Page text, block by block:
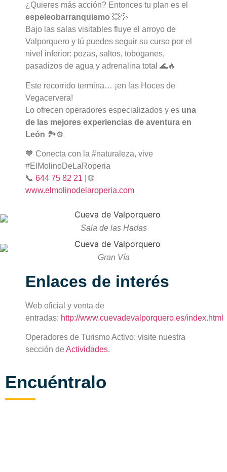
¿Quieres más acción? Entonces tu plan es el
espeleobarranquismo 💥💦
Bajo las salas visitables fluye el arroyo de
Valporquero y tú puedes seguir su curso por el
nivel inferior: pozas, saltos, toboganes,
pasadizos de agua y adrenalina total 🌊🔥
Este recorrido termina… ¡en las Hoces de
Vegacervera!
Lo ofrecen operadores especializados y es una
de las mejores experiencias de aventura en
León 🏞️⚙️
🧡 Conecta con la #naturaleza, vive
#ElMolinoDeLaRoperia
📞 644 75 82 21 | 🌐
www.elmolinodelaroperia.com
Sala de las Hadas
Gran Vía
Enlaces de interés
Web oficial y venta de
entradas: http://www.cuevadevalporquero.es/index.html
Operadores de Turismo Activo: visite nuestra
sección de Actividades.
Encuéntralo